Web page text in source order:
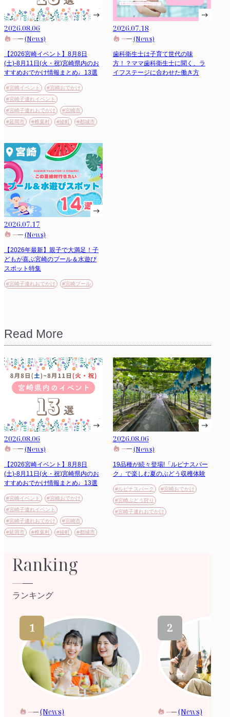
2026.08.06
(News)
【2026宮崎イベント】8月8日
(土)-8月11日(火・祝)宮崎県内のお
すすめおでかけ情報まとめ♩13選
#宮崎イベント
#宮崎おでかけ
#宮崎子連れイベント
#宮崎子連れおでかけ
#宮崎市
#延岡市
#椎葉村 #綾町 #都城市
2026.07.18
(News)
歯科衛生士は子育て世代の味
方！？ママ歯科衛生士に聞く、ラ
イフステージに合わせた働き方
2026.07.17
(News)
【2026年最新】親子で大満足！子
どもが喜ぶ宮崎のプール＆水遊び
スポット特集
#宮崎子連れおでかけ #宮崎プール
Read More
2026.08.06
(News)
【2026宮崎イベント】8月8日
(土)-8月11日(火・祝)宮崎県内のお
すすめおでかけ情報まとめ♩13選
#宮崎イベント
#宮崎おでかけ
#宮崎子連れイベント
#宮崎子連れおでかけ
#宮崎市
#延岡市
#椎葉村 #綾町 #都城市
2026.08.06
(News)
19品種が続々登場!「ルピナスパー
ク」で楽しむ夏のぶどう収穫体験
#ルピナスパーク
#宮崎おでかけ
#宮崎ぶどう狩り
#宮崎子連れおでかけ
Ranking
ランキング
(News) (News)